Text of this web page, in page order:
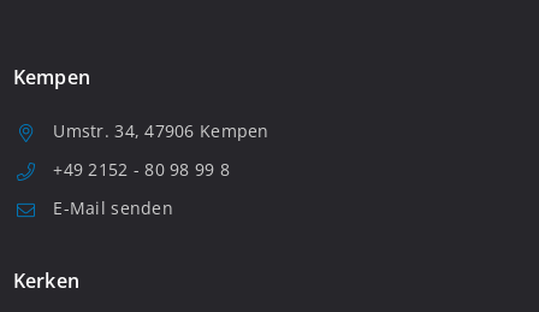
Kempen
Umstr. 34, 47906 Kempen
+49 2152 - 80 98 99 8
E-Mail senden
Kerken